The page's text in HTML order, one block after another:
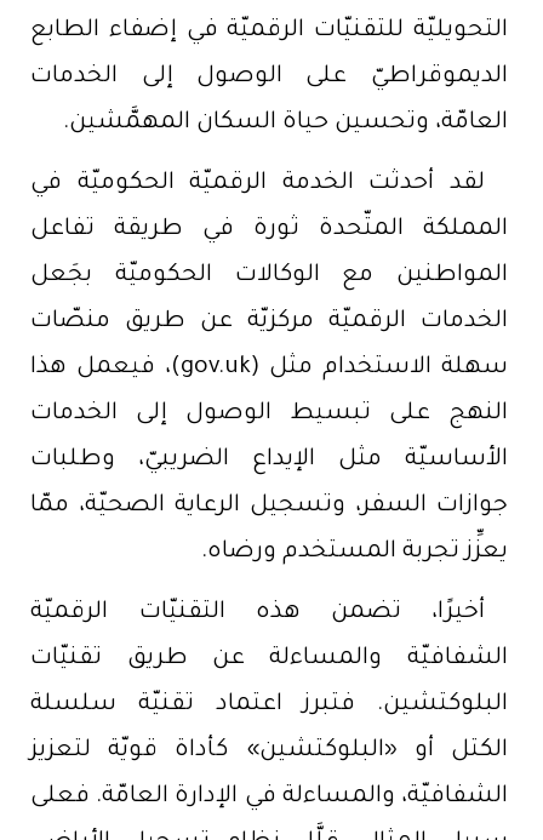
التحويليّة للتقنيّات الرقميّة في إضفاء الطابع
الديموقراطيّ على الوصول إلى الخدمات
العامّة، وتحسين حياة السكان المهمَّشين.
لقد أحدثت الخدمة الرقميّة الحكوميّة في
المملكة المتّحدة ثورة في طريقة تفاعل
المواطنين مع الوكالات الحكوميّة بجَعل
الخدمات الرقميّة مركزيّة عن طريق منصّات
سهلة الاستخدام مثل (gov.uk)، فيعمل هذا
النهج على تبسيط الوصول إلى الخدمات
الأساسيّة مثل الإيداع الضريبيّ، وطلبات
جوازات السفر، وتسجيل الرعاية الصحيّة، ممّا
يعزِّز تجربة المستخدم ورضاه.
أخيرًا، تضمن هذه التقنيّات الرقميّة
الشفافيّة والمساءلة عن طريق تقنيّات
البلوكتشين. فتبرز اعتماد تقنيّة سلسلة
الكتل أو «البلوكتشين» كأداة قويّة لتعزيز
الشفافيّة، والمساءلة في الإدارة العامّة. فعلى